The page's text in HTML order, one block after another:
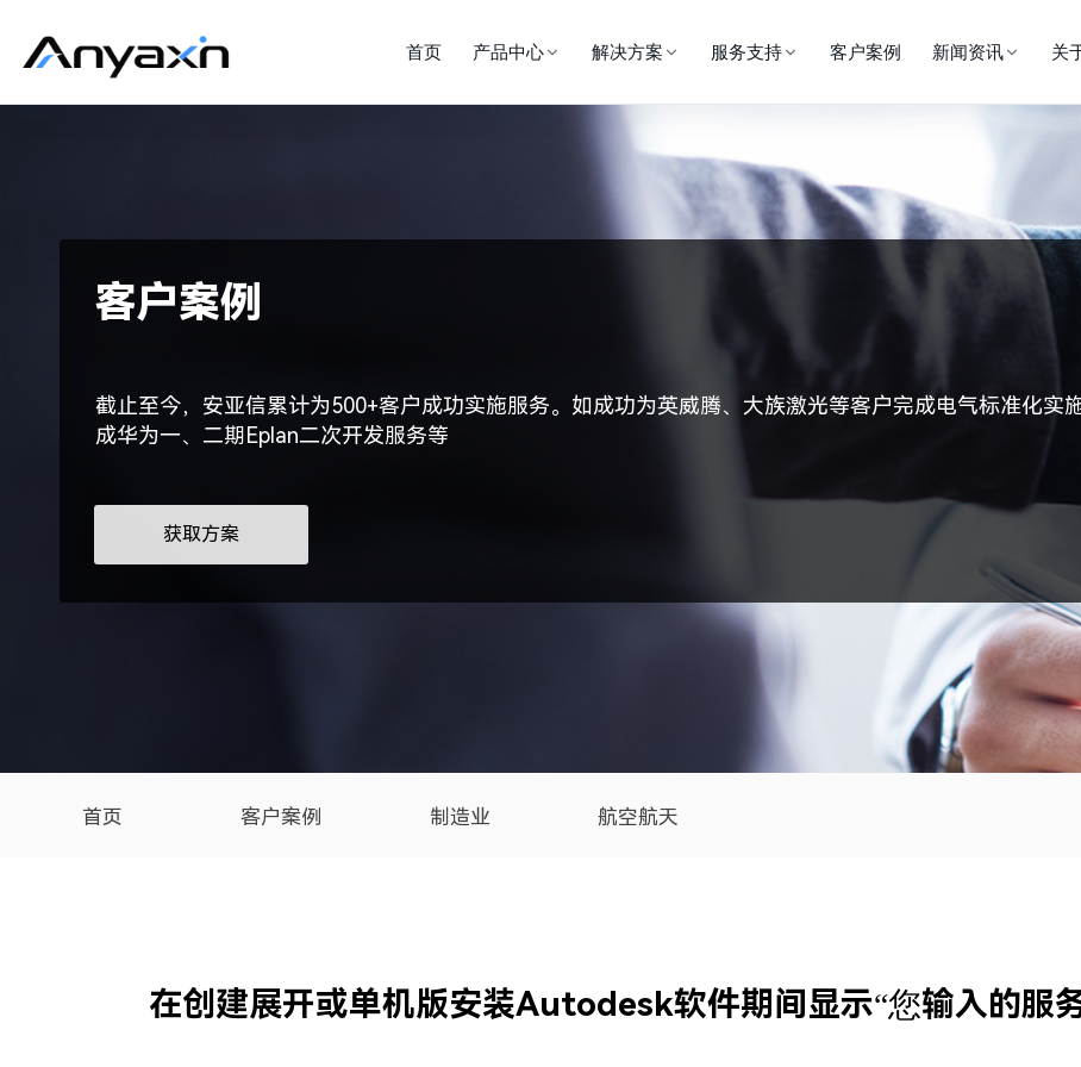
客户案例
截止至今，安亚信累计为500+客户成功实施服务。 如成功为英威腾、大族激光等客户完成电气标准化实
成华为一、二期Eplan二次开发服务等
获取方案
首页 客户案例 制造业 航空航天
在创建展开或单机版安装Autodesk软件期间显示“您输入的服
首页 产品中心 解决方案 服务支持 客户案例 新闻资讯 关